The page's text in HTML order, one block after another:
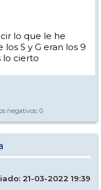
lo que le he
S y G eran los 9
lo cierto
negativos: 0
21-03-2022 19:39